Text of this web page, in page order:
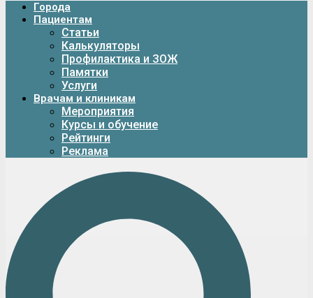
Города
Пациентам
Статьи
Калькуляторы
Профилактика и ЗОЖ
Памятки
Услуги
Врачам и клиникам
Мероприятия
Курсы и обучение
Рейтинги
Реклама